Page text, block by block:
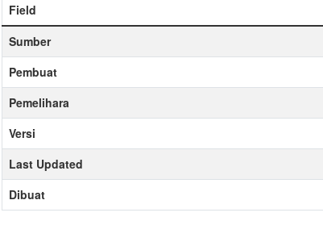
Field
Sumber
Pembuat
Pemelihara
Versi
Last Updated
Dibuat